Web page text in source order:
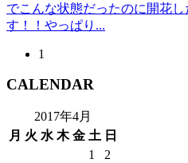
でこんな状態だったのに開花
す！！やっぱり...
1
CALENDAR
2017年4月
月 火 水 木 金 土 日
1
2